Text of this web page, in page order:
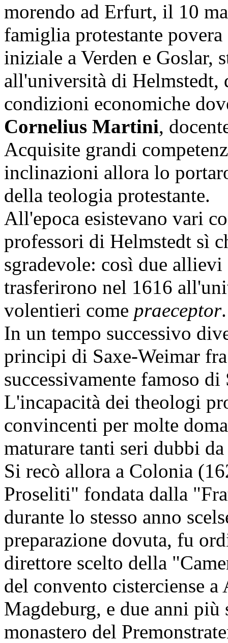
morendo ad Erfurt, il 10
famiglia protestante
iniziale a Verden e Goslar,
all'università di Helmstedt,
condizioni economiche
Cornelius Martini,
Acquisite grandi
inclinazioni allora lo
della teologia protestante.
All'epoca esistevano vari
professori di Helmstedt sì
sgradevole: così due
trasferirono nel 1616
volentieri come praeceptor.
In un tempo successivo
principi di Saxe-Weimar
successivamente famoso di
L'incapacità dei theologi
convincenti per molte
maturare tanti seri dubbi
Si recò allora a Colonia
Proseliti" fondata dalla
durante lo stesso anno
preparazione dovuta, fu
direttore scelto della
del convento cisterciense
Magdeburg, e due anni più
monastero del